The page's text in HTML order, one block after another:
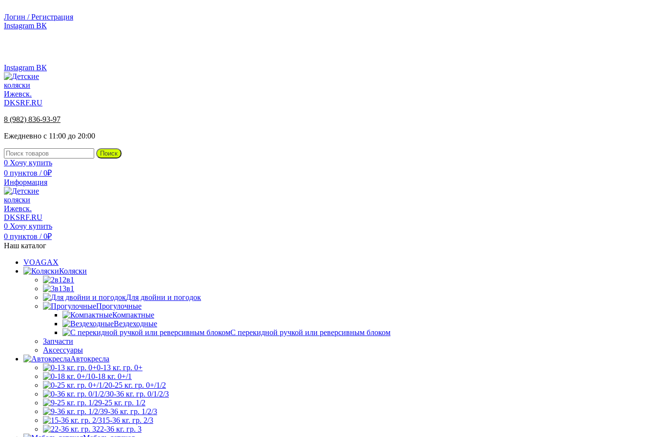
Логин / Регистрация
Instagram ВК
Instagram ВК
8 (982) 836-93-97
Ежедневно с 11:00 до 20:00
Поиск
0 Хочу купить
0 пунктов / 0₽
Информация
0 Хочу купить
0 пунктов / 0₽
Наш каталог
VOAGAX
Коляски
2в1
3в1
Для двойни и погодок
Прогулочные
Компактные
Вездеходные
С перекидной ручкой или реверсивным блоком
Запчасти
Аксессуары
Автокресла
0-13 кг. гр. 0+
0-18 кг. 0+/1
0-25 кг. гр. 0+/1/2
0-36 кг. гр. 0/1/2/3
9-25 кг. гр. 1/2
9-36 кг. гр. 1/2/3
15-36 кг. гр. 2/3
22-36 кг. гр. 3